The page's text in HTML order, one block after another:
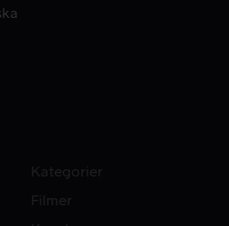
Kategorier
Filmer